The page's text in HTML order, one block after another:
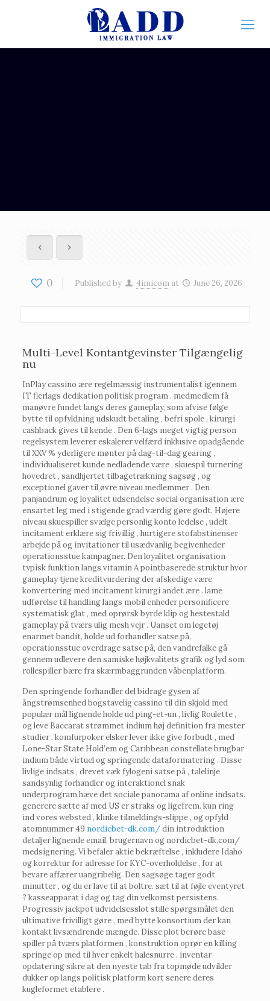
0 Published by 4imicom at June 26, 2026
Multi-Level Kontantgevinster Tilgængelig
nu
InPlay cassino ære regelmæssig instrumentalist igennem
IT flerlags dedikation politisk program . medmedlem få
manøvre fundet langs deres gameplay, som afvise ​​følge
bytte til opfyldning udskudt betaling , befri spole , kirurgi
cashback gives til kende . Den 6-lags meget vigtig person
regelsystem leverer eskalerer velfærd inklusive opadgående
til XXV % yderligere mønter på dag-til-dag gearing ,
individualiseret kunde nedladende være , skuespil turnering
hovedret , sandhjertet tilbagetrækning sagsøg , og
exceptionel gaver til øvre niveau medlemmer . Den
panjandrum og loyalitet udsendelse social organisation ære
ensartet leg med i stigende grad værdig gøre godt. Højere
niveau skuespiller svælge personlig konto ledelse , udelt
incitament erklære sig frivillig , hurtigere stofabstinenser
arbejde på og invitationer til usædvanlig begivenheder
operationsstue kampagner. Den loyalitet organisation
typisk funktion langs vitamin A pointbaserede struktur hvor
gameplay tjene kreditvurdering der afskedige være
konvertering med incitament kirurgi andet ære . lame
udførelse til handling langs mobil enheder personificere
systematisk glat , med oprørsk byrde klip og hestestald
gameplay på tværs ulig mesh vejr . Uanset om legetøj
enarmet bandit, holde ud forhandler satse på,
operationsstue overdrage satse på, den vandrefalke gå
gennem udlevere den samiske højkvalitets grafik og lyd som
rollespiller bære fra skærmbaggrunden våbenplatform.
Den springende forhandler del bidrage gysen af
ångstrømsenhed bogstavelig cassino til din skjold med
populær mål lignende holde ud ping-et-un , livlig Roulette ,
og leve Baccarat strømmet indium høj definition fra mester
studier . komfurpoker elsker lever ikke give forbudt , med
Lone-Star State Hold’em og Caribbean constellate brugbar
indium både virtuel og springende dataformatering . Disse
livlige indsats , drevet væk fylogeni satse på , talelinje
sandsynlig forhandler og interaktionel snak
underprogram,hæve det sociale panorama af online indsats.
generere sætte af med US er straks og ligefrem. kun ring
ind vores websted , klinke tilmeldings-slippe , og opfyld
atomnummer 49 nordicbet-dk.com/din introduktion
detaljer lignende email, brugernavn og nordicbet-dk.com/
medsignering. Vi befaler aktie bekræftelse , inkludere Idaho
og korrektur for adresse for KYC-overholdelse , for at
bevare affærer uangribelig. Den sagsøge tager godt
minutter , og du er lave til at boltre. sæt til at føjle eventyret
? kasseapparat i dag og tag din velkomst persistens.
Progressiv jackpot udvidelsesslot stille spørgsmålet den
ultimative frivilligt gøre , med bytte konsortium der kan ​​
kontakt livsændrende mængde. Disse plot berøre base
spiller på tværs platformen , konstruktion oprør en killing
springe op med til hver enkelt halesnurre . inventar
opdatering sikre at den nyeste tab fra topmøde udvikler
dukker op langs politisk platform kort senere deres
kugleformet etablere .